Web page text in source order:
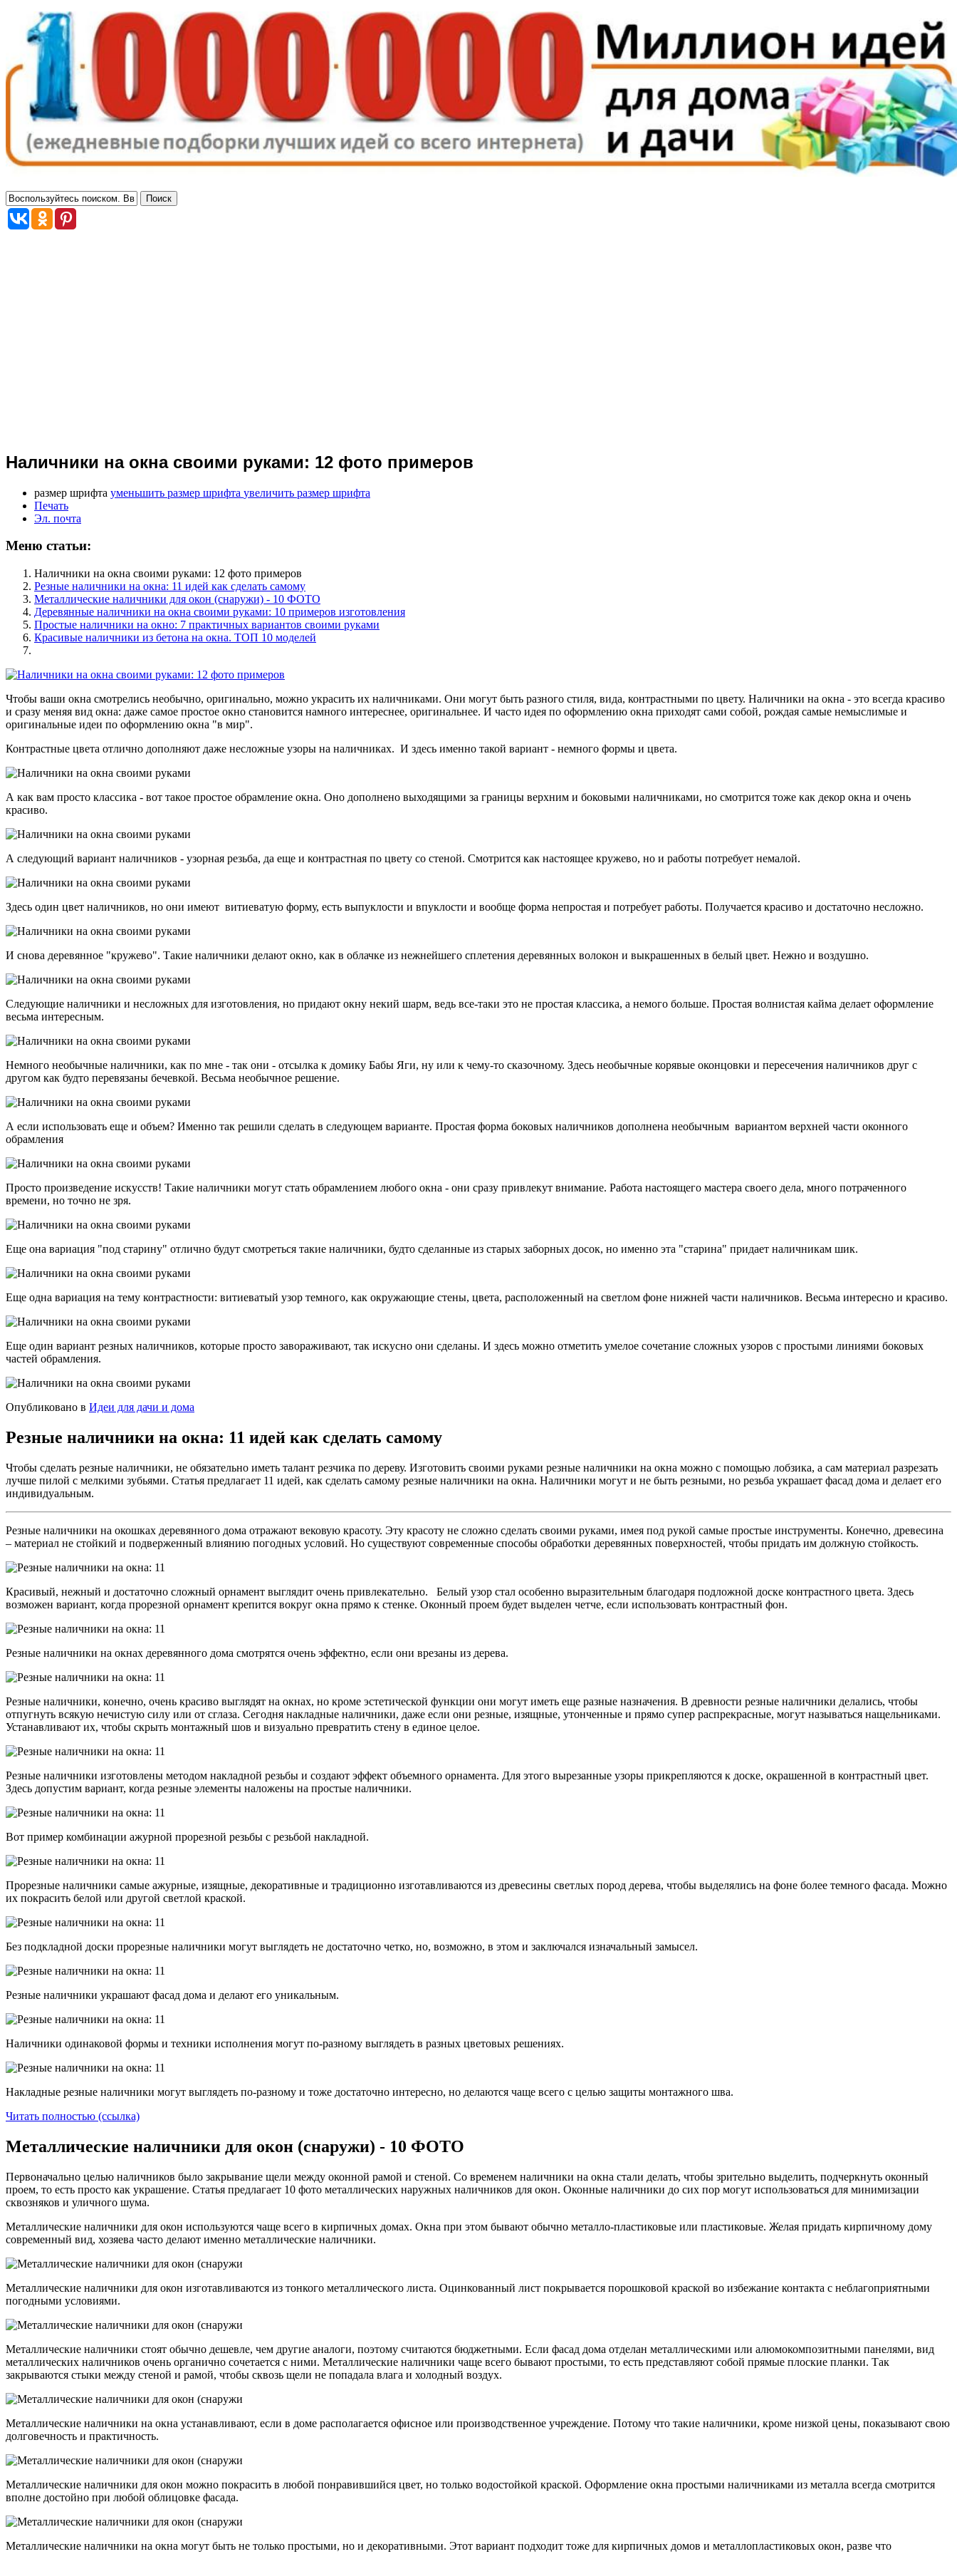
Наличники на окна своими руками: 12 фото примеров
размер шрифта уменьшить размер шрифта увеличить размер шрифта
Печать
Эл. почта
Меню статьи:
Наличники на окна своими руками: 12 фото примеров
Резные наличники на окна: 11 идей как сделать самому
Металлические наличники для окон (снаружи) - 10 ФОТО
Деревянные наличники на окна своими руками: 10 примеров изготовления
Простые наличники на окно: 7 практичных вариантов своими руками
Красивые наличники из бетона на окна. ТОП 10 моделей
Чтобы ваши окна смотрелись необычно, оригинально, можно украсить их наличниками. Они могут быть разного стиля, вида, контрастными по цвету. Наличники на окна - это всегда красиво
и сразу меняя вид окна: даже самое простое окно становится намного интереснее, оригинальнее. И часто идея по оформлению окна приходят сами собой, рождая самые немыслимые и
оригинальные идеи по оформлению окна "в мир".
Контрастные цвета отлично дополняют даже несложные узоры на наличниках. И здесь именно такой вариант - немного формы и цвета.
А как вам просто классика - вот такое простое обрамление окна. Оно дополнено выходящими за границы верхним и боковыми наличниками, но смотрится тоже как декор окна и очень
красиво.
А следующий вариант наличников - узорная резьба, да еще и контрастная по цвету со стеной. Смотрится как настоящее кружево, но и работы потребует немалой.
Здесь один цвет наличников, но они имеют витиеватую форму, есть выпуклости и впуклости и вообще форма непростая и потребует работы. Получается красиво и достаточно несложно.
И снова деревянное "кружево". Такие наличники делают окно, как в облачке из нежнейшего сплетения деревянных волокон и выкрашенных в белый цвет. Нежно и воздушно.
Следующие наличники и несложных для изготовления, но придают окну некий шарм, ведь все-таки это не простая классика, а немого больше. Простая волнистая кайма делает оформление
весьма интересным.
Немного необычные наличники, как по мне - так они - отсылка к домику Бабы Яги, ну или к чему-то сказочному. Здесь необычные корявые оконцовки и пересечения наличников друг с
другом как будто перевязаны бечевкой. Весьма необычное решение.
А если использовать еще и объем? Именно так решили сделать в следующем варианте. Простая форма боковых наличников дополнена необычным вариантом верхней части оконного
обрамления
Просто произведение искусств! Такие наличники могут стать обрамлением любого окна - они сразу привлекут внимание. Работа настоящего мастера своего дела, много потраченного
времени, но точно не зря.
Еще она вариация "под старину" отлично будут смотреться такие наличники, будто сделанные из старых заборных досок, но именно эта "старина" придает наличникам шик.
Еще одна вариация на тему контрастности: витиеватый узор темного, как окружающие стены, цвета, расположенный на светлом фоне нижней части наличников. Весьма интересно и красиво.
Еще один вариант резных наличников, которые просто завораживают, так искусно они сделаны. И здесь можно отметить умелое сочетание сложных узоров с простыми линиями боковых
частей обрамления.
Опубликовано в Идеи для дачи и дома
Резные наличники на окна: 11 идей как сделать самому
Чтобы сделать резные наличники, не обязательно иметь талант резчика по дереву. Изготовить своими руками резные наличники на окна можно с помощью лобзика, а сам материал разрезать
лучше пилой с мелкими зубьями. Статья предлагает 11 идей, как сделать самому резные наличники на окна. Наличники могут и не быть резными, но резьба украшает фасад дома и делает его
индивидуальным.
Резные наличники на окошках деревянного дома отражают вековую красоту. Эту красоту не сложно сделать своими руками, имея под рукой самые простые инструменты. Конечно, древесина
– материал не стойкий и подверженный влиянию погодных условий. Но существуют современные способы обработки деревянных поверхностей, чтобы придать им должную стойкость.
Красивый, нежный и достаточно сложный орнамент выглядит очень привлекательно. Белый узор стал особенно выразительным благодаря подложной доске контрастного цвета. Здесь
возможен вариант, когда прорезной орнамент крепится вокруг окна прямо к стенке. Оконный проем будет выделен четче, если использовать контрастный фон.
Резные наличники на окнах деревянного дома смотрятся очень эффектно, если они врезаны из дерева.
Резные наличники, конечно, очень красиво выглядят на окнах, но кроме эстетической функции они могут иметь еще разные назначения. В древности резные наличники делались, чтобы
отпугнуть всякую нечистую силу или от сглаза. Сегодня накладные наличники, даже если они резные, изящные, утонченные и прямо супер распрекрасные, могут называться нащельниками.
Устанавливают их, чтобы скрыть монтажный шов и визуально превратить стену в единое целое.
Резные наличники изготовлены методом накладной резьбы и создают эффект объемного орнамента. Для этого вырезанные узоры прикрепляются к доске, окрашенной в контрастный цвет.
Здесь допустим вариант, когда резные элементы наложены на простые наличники.
Вот пример комбинации ажурной прорезной резьбы с резьбой накладной.
Прорезные наличники самые ажурные, изящные, декоративные и традиционно изготавливаются из древесины светлых пород дерева, чтобы выделялись на фоне более темного фасада. Можно
их покрасить белой или другой светлой краской.
Без подкладной доски прорезные наличники могут выглядеть не достаточно четко, но, возможно, в этом и заключался изначальный замысел.
Резные наличники украшают фасад дома и делают его уникальным.
Наличники одинаковой формы и техники исполнения могут по-разному выглядеть в разных цветовых решениях.
Накладные резные наличники могут выглядеть по-разному и тоже достаточно интересно, но делаются чаще всего с целью защиты монтажного шва.
Читать полностью (ссылка)
Металлические наличники для окон (снаружи) - 10 ФОТО
Первоначально целью наличников было закрывание щели между оконной рамой и стеной. Со временем наличники на окна стали делать, чтобы зрительно выделить, подчеркнуть оконный
проем, то есть просто как украшение. Статья предлагает 10 фото металлических наружных наличников для окон. Оконные наличники до сих пор могут использоваться для минимизации
сквозняков и уличного шума.
Металлические наличники для окон используются чаще всего в кирпичных домах. Окна при этом бывают обычно металло-пластиковые или пластиковые. Желая придать кирпичному дому
современный вид, хозяева часто делают именно металлические наличники.
Металлические наличники для окон изготавливаются из тонкого металлического листа. Оцинкованный лист покрывается порошковой краской во избежание контакта с неблагоприятными
погодными условиями.
Металлические наличники стоят обычно дешевле, чем другие аналоги, поэтому считаются бюджетными. Если фасад дома отделан металлическими или алюмокомпозитными панелями, вид
металлических наличников очень органично сочетается с ними. Металлические наличники чаще всего бывают простыми, то есть представляют собой прямые плоские планки. Так
закрываются стыки между стеной и рамой, чтобы сквозь щели не попадала влага и холодный воздух.
Металлические наличники на окна устанавливают, если в доме располагается офисное или производственное учреждение. Потому что такие наличники, кроме низкой цены, показывают свою
долговечность и практичность.
Металлические наличники для окон можно покрасить в любой понравившийся цвет, но только водостойкой краской. Оформление окна простыми наличниками из металла всегда смотрится
вполне достойно при любой облицовке фасада.
Металлические наличники на окна могут быть не только простыми, но и декоративными. Этот вариант подходит тоже для кирпичных домов и металлопластиковых окон, разве что